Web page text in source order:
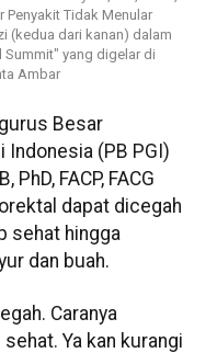
Penyakit Tidak Menular
(kedua dari kanan) dalam
yang digelar di
Ambar
Besar
(PB PGI)
PhD, FACP, FACG
dapat dicegah
sehat hingga
dan buah.
Caranya
Ya kan kurangi